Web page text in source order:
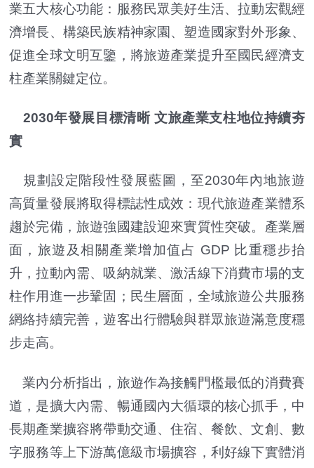
業五大核心功能：服務民眾美好生活、拉動宏觀經
濟增長、構築民族精神家園、塑造國家對外形象、
促進全球文明互鑒，將旅遊產業提升至國民經濟支
柱產業關鍵定位。
2030年發展目標清晰 文旅產業支柱地位持續夯
實
規劃設定階段性發展藍圖，至2030年內地旅遊
高質量發展將取得標誌性成效：現代旅遊產業體系
趨於完備，旅遊強國建設迎來實質性突破。產業層
面，旅遊及相關產業增加值占 GDP 比重穩步抬
升，拉動內需、吸納就業、激活線下消費市場的支
柱作用進一步鞏固；民生層面，全域旅遊公共服務
網絡持續完善，遊客出行體驗與群眾旅遊滿意度穩
步走高。
業內分析指出，旅遊作為接觸門檻最低的消費賽
道，是擴大內需、暢通國內大循環的核心抓手，中
長期產業擴容將帶動交通、住宿、餐飲、文創、數
字服務等上下游萬億級市場擴容，利好線下實體消